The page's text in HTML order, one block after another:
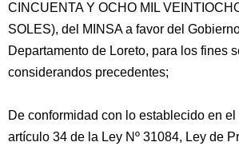
CINCUENTA Y OCHO MIL
SOLES), del MINSA a favor del
Departamento de Loreto, para los fines
considerandos precedentes;
De conformidad con lo establecido en el
artículo 34 de la Ley Nº 31084, Ley de